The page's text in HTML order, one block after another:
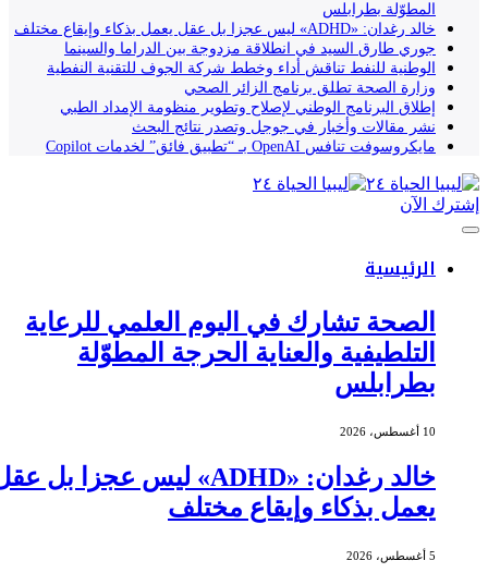
المطوّلة بطرابلس
خالد رغدان: «ADHD» ليس عجزا بل عقل يعمل بذكاء وإيقاع مختلف
جوري طارق السيد في انطلاقة مزدوجة بين الدراما والسينما
الوطنية للنفط تناقش أداء وخطط شركة الجوف للتقنية النفطية
وزارة الصحة تطلق برنامج الزائر الصحي
إطلاق البرنامج الوطني لإصلاح وتطوير منظومة الإمداد الطبي
نشر مقالات وأخبار في جوجل وتصدر نتائج البحث
مايكروسوفت تنافس OpenAI بـ “تطبيق فائق” لخدمات Copilot
إشترك الآن
الرئيسية
الصحة تشارك في اليوم العلمي للرعاية
التلطيفية والعناية الحرجة المطوّلة
بطرابلس
10 أغسطس، 2026
خالد رغدان: «ADHD» ليس عجزا بل عقل
يعمل بذكاء وإيقاع مختلف